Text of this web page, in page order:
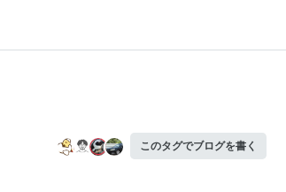
このタグでブログを書く